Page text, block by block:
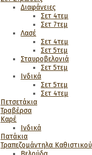
Διαφάνειες
Σετ 4τεμ
Σετ 7τεμ
Λασέ
Σετ 4τεμ
Σετ 5τεμ
Σταυροβελονιά
Σετ 5τεμ
Ινδικά
Σετ 5τεμ
Σετ 4τεμ
Πετσετάκια
Τραβέρσα
Καρέ
Ινδικά
Πατάκια
Τραπεζομάντηλα Καθιστικού